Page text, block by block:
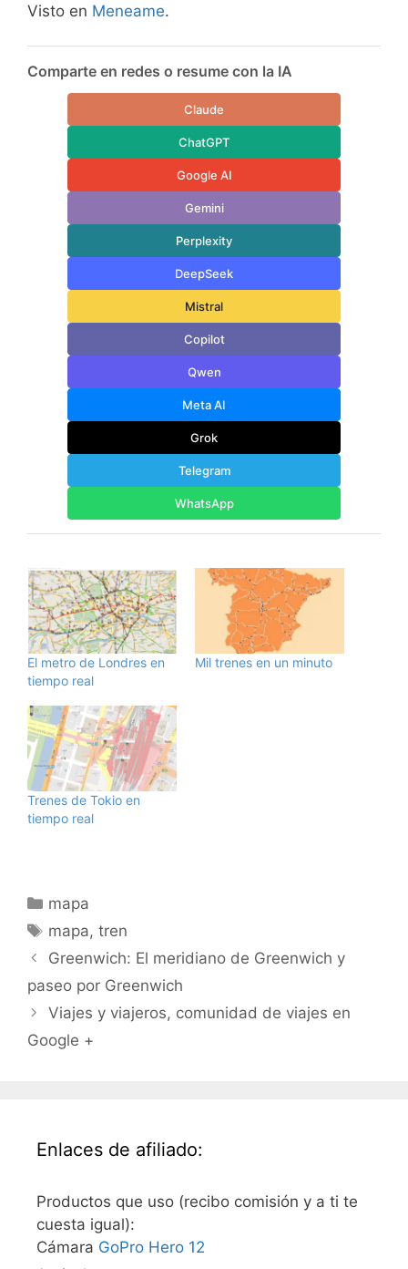
Visto en Meneame.
Comparte en redes o resume con la IA
Claude
ChatGPT
Google AI
Gemini
Perplexity
DeepSeek
Mistral
Copilot
Qwen
Meta AI
Grok
Telegram
WhatsApp
El metro de Londres en
tiempo real
Mil trenes en un minuto
Trenes de Tokio en
tiempo real
Categorías
mapa
Etiquetas
mapa,tren
Greenwich: El meridiano de Greenwich y
paseo por Greenwich
Viajes y viajeros, comunidad de viajes en
Google +
Enlaces de afiliado:
Productos que uso (recibo comisión y a ti te
cuesta igual):
Cámara GoPro Hero 12